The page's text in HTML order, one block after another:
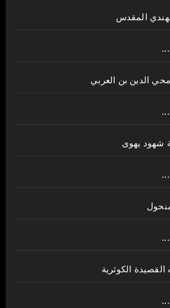
الهندي المقدس
الدين بن العربي
شهود يهوى
القصيدة الكوثرية